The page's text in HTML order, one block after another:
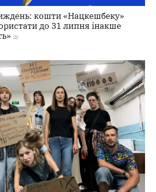
кошти «Нацкешбеку»
до 31 липня інакше
(2)